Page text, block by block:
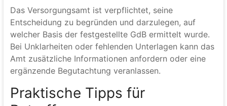
Das Versorgungsamt ist verpflichtet, seine
Entscheidung zu begründen und darzulegen, auf
welcher Basis der festgestellte GdB ermittelt wurde.
Bei Unklarheiten oder fehlenden Unterlagen kann das
Amt zusätzliche Informationen anfordern oder eine
ergänzende Begutachtung veranlassen.
Praktische Tipps für